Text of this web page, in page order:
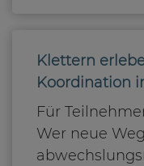
Klettern
Koordination
Für
Wer neue